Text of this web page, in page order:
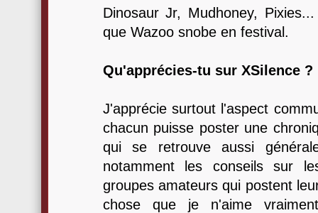
Dinosaur Jr, Mudhoney,
que Wazoo snobe en festival.
Qu'apprécies-tu sur XSilence ?
J'apprécie surtout l'aspect
chacun puisse poster une
qui se retrouve aussi
notamment les conseils sur
groupes amateurs qui postent
chose que je n'aime